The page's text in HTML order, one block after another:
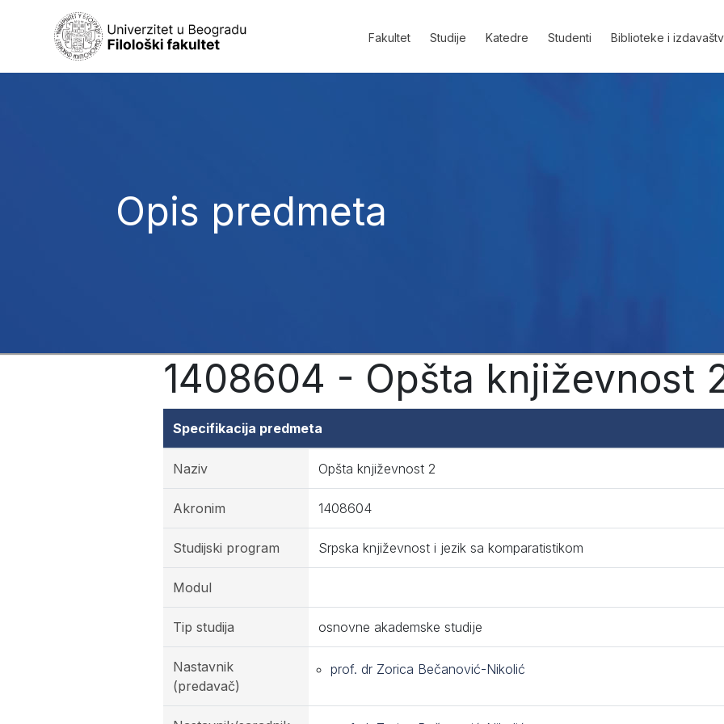
Fakultet Studije Katedre Studenti Biblioteke i
Opis predmeta
1408604 - Opšta književnost
Specifikacija predmeta
Naziv Opšta književnost 2
Akronim 1408604
Studijski program Srpska književnost i jezik sa komparatistikom
Modul
Tip studija osnovne akademske studije
Nastavnik
(predavač)
prof. dr Zorica Bečanović-Nikolić